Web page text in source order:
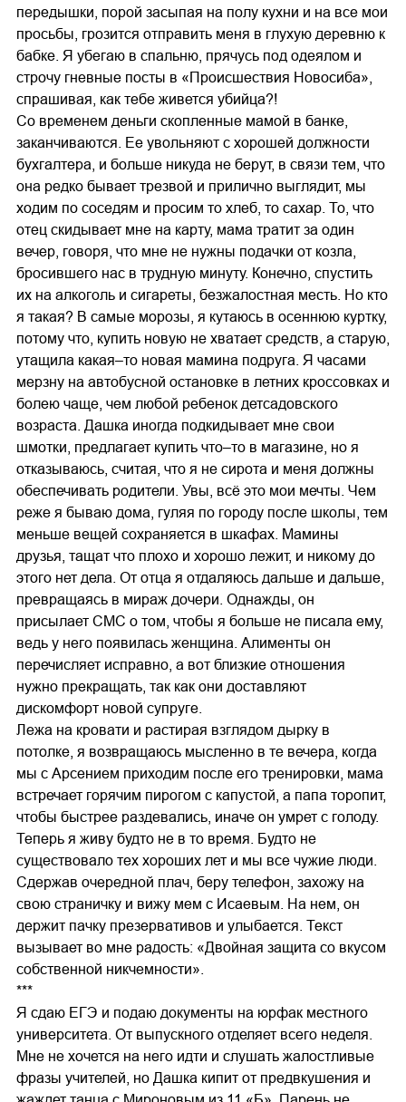
передышки, порой засыпая на полу кухни и на все мои
просьбы, грозится отправить меня в глухую деревню к
бабке. Я убегаю в спальню, прячусь под одеялом и
строчу гневные посты в «Происшествия Новосиба»,
спрашивая, как тебе живется убийца?!
Со временем деньги скопленные мамой в банке,
заканчиваются. Ее увольняют с хорошей должности
бухгалтера, и больше никуда не берут, в связи тем, что
она редко бывает трезвой и прилично выглядит, мы
ходим по соседям и просим то хлеб, то сахар. То, что
отец скидывает мне на карту, мама тратит за один
вечер, говоря, что мне не нужны подачки от козла,
бросившего нас в трудную минуту. Конечно, спустить
их на алкоголь и сигареты, безжалостная месть. Но кто
я такая? В самые морозы, я кутаюсь в осеннюю куртку,
потому что, купить новую не хватает средств, а старую,
утащила какая–то новая мамина подруга. Я часами
мерзну на автобусной остановке в летних кроссовках и
болею чаще, чем любой ребенок детсадовского
возраста. Дашка иногда подкидывает мне свои
шмотки, предлагает купить что–то в магазине, но я
отказываюсь, считая, что я не сирота и меня должны
обеспечивать родители. Увы, всё это мои мечты. Чем
реже я бываю дома, гуляя по городу после школы, тем
меньше вещей сохраняется в шкафах. Мамины
друзья, тащат что плохо и хорошо лежит, и никому до
этого нет дела. От отца я отдаляюсь дальше и дальше,
превращаясь в мираж дочери. Однажды, он
присылает СМС о том, чтобы я больше не писала ему,
ведь у него появилась женщина. Алименты он
перечисляет исправно, а вот близкие отношения
нужно прекращать, так как они доставляют
дискомфорт новой супруге.
Лежа на кровати и растирая взглядом дырку в
потолке, я возвращаюсь мысленно в те вечера, когда
мы с Арсением приходим после его тренировки, мама
встречает горячим пирогом с капустой, а папа торопит,
чтобы быстрее раздевались, иначе он умрет с голоду.
Теперь я живу будто не в то время. Будто не
существовало тех хороших лет и мы все чужие люди.
Сдержав очередной плач, беру телефон, захожу на
свою страничку и вижу мем с Исаевым. На нем, он
держит пачку презервативов и улыбается. Текст
вызывает во мне радость: «Двойная защита со вкусом
собственной никчемности».
***
Я сдаю ЕГЭ и подаю документы на юрфак местного
университета. От выпускного отделяет всего неделя.
Мне не хочется на него идти и слушать жалостливые
фразы учителей, но Дашка кипит от предвкушения и